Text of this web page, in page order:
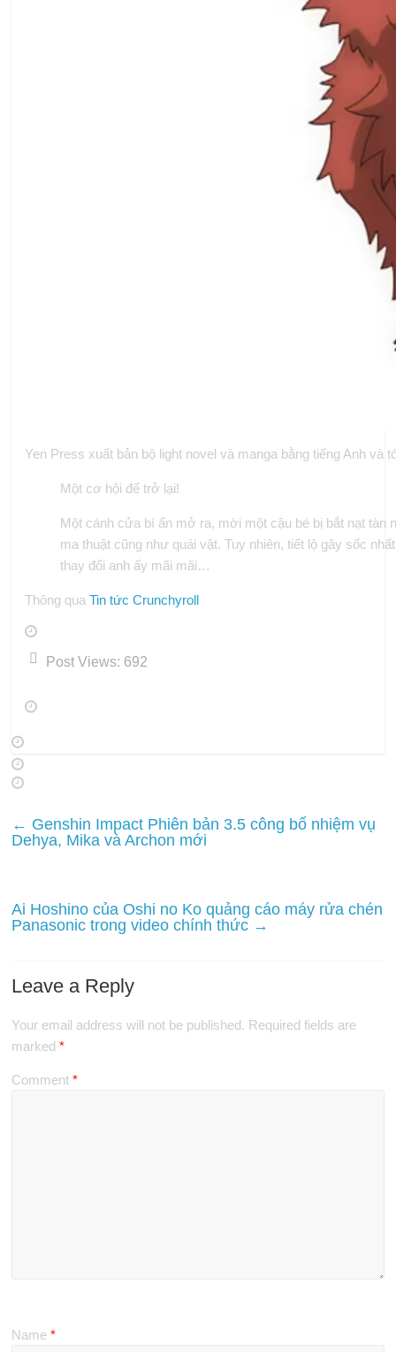
Yen Press xuất bản bộ light novel và manga bằng tiếng Anh và
Một cơ hội để trở lại!
Một cánh cửa bí ẩn mở ra, mời một cậu bé bị bắt nạt
ma thuật cũng như quái vật. Tuy nhiên, tiết lộ gây sốc
thay đổi anh ấy mãi mãi…
Thông quaTin tức Crunchyroll
Post Views: 692
← Genshin Impact Phiên bản 3.5 công bố nhiệm vụ
Dehya, Mika và Archon mới
Ai Hoshino của Oshi no Ko quảng cáo máy rửa chén
Panasonic trong video chính thức →
Leave a Reply
Your email address will not be published. Required fields are
marked*
Comment*
Name*